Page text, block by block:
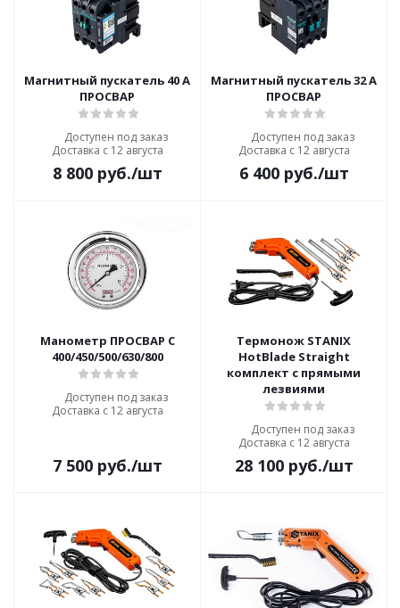
Магнитный пускатель 40 А
ПРОСВАР
Доступен под заказ
Доставка с 12 августа
8 800руб./шт
Магнитный пускатель 32 А
ПРОСВАР
Доступен под заказ
Доставка с 12 августа
6 400руб./шт
Манометр ПРОСВАР С
400/450/500/630/800
Доступен под заказ
Доставка с 12 августа
7 500руб./шт
Термонож STANIX
HotBlade Straight
комплект с прямыми
лезвиями
Доступен под заказ
Доставка с 12 августа
28 100руб./шт